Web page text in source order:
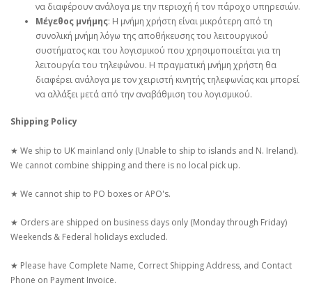
να διαφέρουν ανάλογα με την περιοχή ή τον πάροχο υπηρεσιών.
Μέγεθος μνήμης: Η μνήμη χρήστη είναι μικρότερη από τη
συνολική μνήμη λόγω της αποθήκευσης του λειτουργικού
συστήματος και του λογισμικού που χρησιμοποιείται για τη
λειτουργία του τηλεφώνου. Η πραγματική μνήμη χρήστη θα
διαφέρει ανάλογα με τον χειριστή κινητής τηλεφωνίας και μπορεί
να αλλάξει μετά από την αναβάθμιση του λογισμικού.
Shipping Policy
★ We ship to UK mainland only (Unable to ship to islands and N. Ireland).
We cannot combine shipping and there is no local pick up.
★ We cannot ship to PO boxes or APO's.
★ Orders are shipped on business days only (Monday through Friday)
Weekends & Federal holidays excluded.
★ Please have Complete Name, Correct Shipping Address, and Contact
Phone on Payment Invoice.